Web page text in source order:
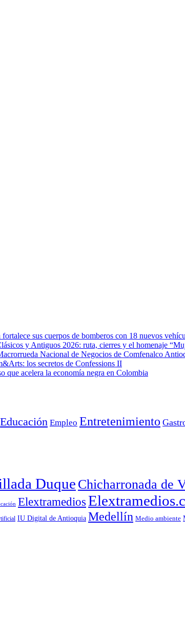
sus cuerpos de bomberos con 18 nuevos
y Antiguos 2026: ruta, cierres y el homenaje
Nacional de Negocios de Comfenalco
los secretos de Confessions II
que acelera la economía negra en Colombia
Educación Empleo Entretenimiento
Duque Chicharronada de
Elextramedios
IU Digital de Antioquia Medellín Medio ambiente